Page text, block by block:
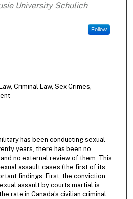
University Schulich
Follow
Criminal Law, Sex Crimes,
has been conducting sexual
years, there has been no
no external review of them. This
assault cases (the first of its
findings. First, the conviction
assault by courts martial is
rate in Canada’s civilian criminal